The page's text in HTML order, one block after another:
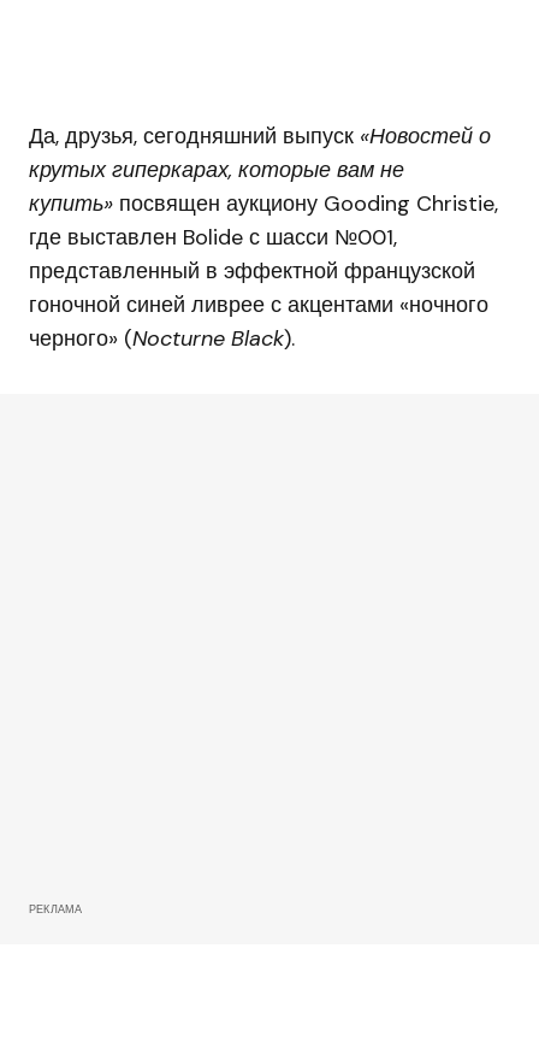
Да, друзья, сегодняшний выпуск «Новостей о
крутых гиперкарах, которые вам не
купить» посвящен аукциону Gooding Christie,
где выставлен Bolide с шасси №001,
представленный в эффектной французской
гоночной синей ливрее с акцентами «ночного
черного» (Nocturne Black).
РЕКЛАМА